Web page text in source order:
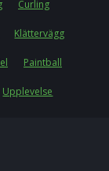
Curling
Klättervägg
Paintball
Upplevelse